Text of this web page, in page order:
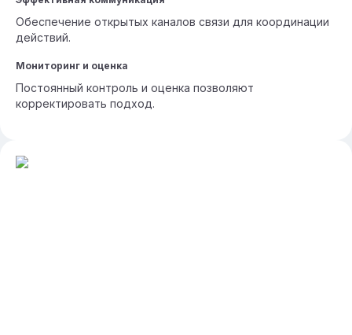
Обеспечение открытых каналов связи для координации
действий.
Мониторинг и оценка
Постоянный контроль и оценка позволяют
корректировать подход.